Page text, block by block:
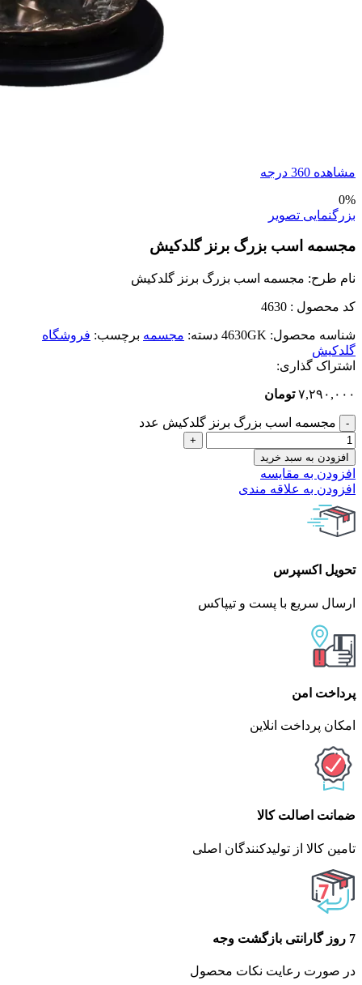
مشاهده 360 درجه
0%
بزرگنمایی تصویر
مجسمه اسب بزرگ برنز گلدکیش
نام طرح: مجسمه اسب بزرگ برنز گلدکیش
کد محصول : 4630
شناسه محصول: 4630GK دسته: مجسمه برچسب: فروشگاه
گلدکیش
اشتراک گذاری:
۷,۲۹۰,۰۰۰ تومان
مجسمه اسب بزرگ برنز گلدکیش عدد
افزودن به سبد خرید
افزودن به مقایسه
افزودن به علاقه مندی
تحویل اکسپرس
ارسال سریع با پست و تیپاکس
پرداخت امن
امکان پرداخت انلاین
ضمانت اصالت کالا
تامین کالا از تولیدکنندگان اصلی
7 روز گارانتی بازگشت وجه
در صورت رعایت نکات محصول